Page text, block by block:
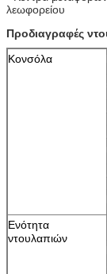
λεωφορείου
Προδιαγραφές
Κονσόλα
Ενότητα
ντουλαπιών